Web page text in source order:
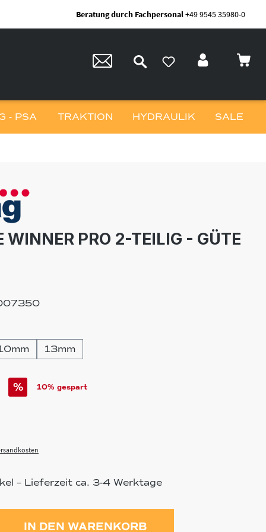
Beratung durch Fachpersonal+49 9545 35980-0
- PSA TRAKTION HYDRAULIK SALE
WINNER PRO 2-TEILIG - GÜTE
13mm
% 10% gespart
– Lieferzeit ca. 3-4 Werktage
Gib den gewünschten Wert
IN DEN WARENKORB